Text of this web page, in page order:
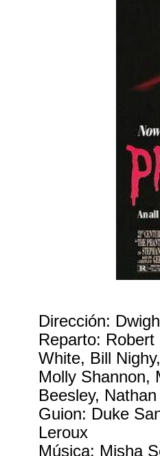
Dirección:
Reparto:
White, Bill
Molly Shannon,
Beesley,
Guion: Duke
Leroux
Música: Misha